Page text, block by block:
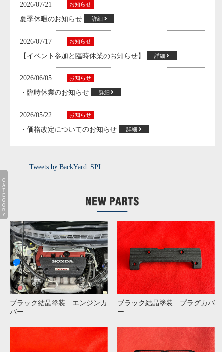
2026/07/21 お知らせ
夏季休暇のお知らせ 詳細
2026/07/17 お知らせ
【イベント参加と臨時休業のお知らせ】 詳細
2026/06/05 お知らせ
・臨時休業のお知らせ 詳細
2026/05/22 お知らせ
・価格改定についてのお知らせ 詳細
・S660 SPI KIT先行ご予約開始!!
・ゴールデンウィーク期間の休業日のお知らせ
2026/04/17 お知らせ
・臨時休業について 詳細
2026/03/08 お知らせ
・今年も「えっと広島に集まりん祭！2026」に参加させて
頂きます!!
詳細
2025/12/23
・年末年始の営業についてのお知らせ
2025/12/13 NEW パーツ
Tweets by BackYard_SPL
ブラック結晶塗装 エンジンカ
バー
ブラック結晶塗装 プラグカバ
ー
ＣＡＴＥＧＯＲＹ